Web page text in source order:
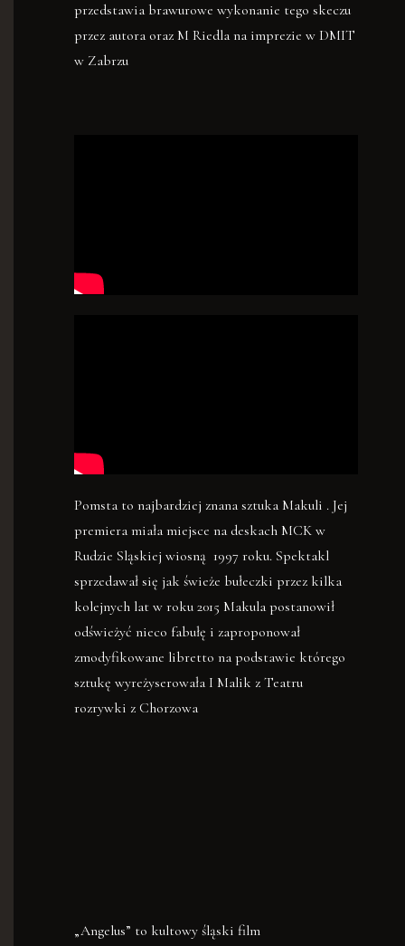
przedstawia brawurowe wykonanie tego skeczu
przez autora oraz M Riedla na imprezie w DMIT
w Zabrzu
Pomsta to najbardziej znana sztuka Makuli . Jej
premiera miała miejsce na deskach MCK w
Rudzie Sląskiej wiosną 1997 roku. Spektakl
sprzedawał się jak świeże bułeczki przez kilka
kolejnych lat w roku 2015 Makula postanowił
odświeżyć nieco fabułę i zaproponował
zmodyfikowane libretto na podstawie którego
sztukę wyreżyserowała I Malik z Teatru
rozrywki z Chorzowa
„Angelus” to kultowy śląski film